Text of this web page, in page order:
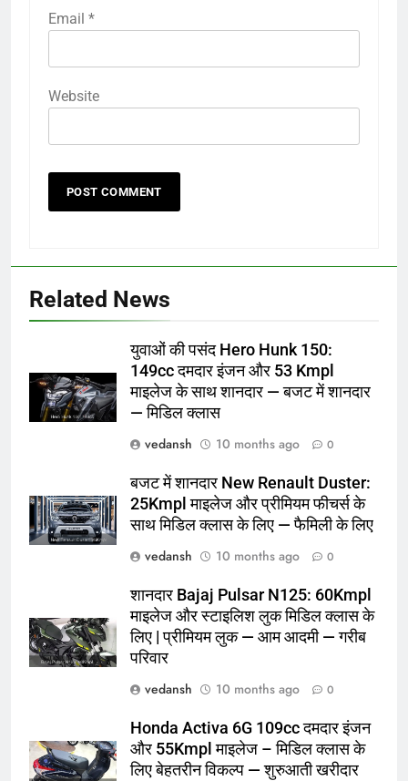
Email *
Website
Related News
युवाओं की पसंद Hero Hunk 150:
149cc दमदार इंजन और 53 Kmpl
माइलेज के साथ शानदार — बजट में शानदार
— मिडिल क्लास
vedansh
10 months ago 0
बजट में शानदार New Renault Duster:
25Kmpl माइलेज और प्रीमियम फीचर्स के
साथ मिडिल क्लास के लिए — फैमिली के लिए
vedansh
10 months ago 0
शानदार Bajaj Pulsar N125: 60Kmpl
माइलेज और स्टाइलिश लुक मिडिल क्लास के
लिए | प्रीमियम लुक — आम आदमी — गरीब
परिवार
vedansh
10 months ago 0
Honda Activa 6G 109cc दमदार इंजन
और 55Kmpl माइलेज – मिडिल क्लास के
लिए बेहतरीन विकल्प — शुरुआती खरीदार